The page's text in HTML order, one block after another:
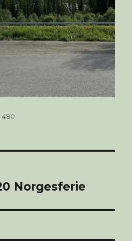
480
Norgesferie